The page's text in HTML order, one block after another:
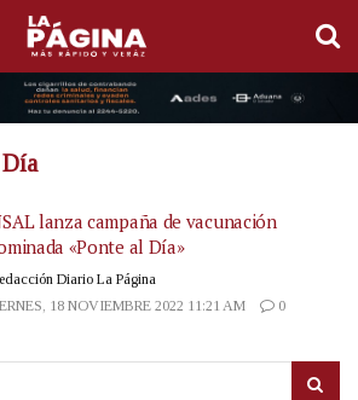
lanza campaña de vacunación
«Ponte al Día»
Diario La Página
18 NOVIEMBRE 2022 11:21 AM
0